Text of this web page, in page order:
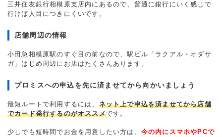
三井住友銀行相模原支店内にあるので、普通に銀行にいく感じで
行けば人目につきにくいです。
店舗周辺の情報
小田急相模原駅のすぐ目の前なので、駅ビル「ラクアル・オダサ
ガ」はじめ周辺にお店はたくさんあります。
プロミスへの申込を先に済ませてから向かいましょう
最短ルートで利用するには、 ネット上で申込を済ませてから店舗
でカード発行するのがオススメです。
少しでも短時間でお金を用意したい方は、 今の内にスマホやPCで